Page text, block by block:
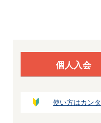
個人入会
使い方はカン